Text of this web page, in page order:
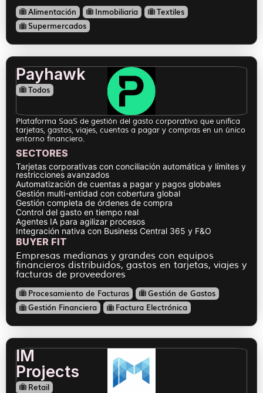
Alimentación Inmobiliaria
Textiles
Supermercados
Payhawk
Todos
Plataforma SaaS de gestión del gasto corporativo que unifica
tarjetas, gastos, viajes, cuentas a pagar y compras en un único
entorno financiero.
SECTORES
Tarjetas corporativas con conciliación automática y límites y
restricciones avanzados
Automatización de cuentas a pagar y pagos globales
Gestión multi-entidad con cobertura global
Gestión completa de órdenes de compra
Control del gasto en tiempo real
Agentes IA para agilizar procesos
Integración nativa con Business Central 365 y F&O
BUYER FIT
Empresas medianas y grandes con equipos
financieros distribuidos, gastos en tarjetas, viajes y
facturas de proveedores
Procesamiento de Facturas
Gestión de Gastos
Gestión Financiera
Factura Electrónica
IM
Projects
Retail